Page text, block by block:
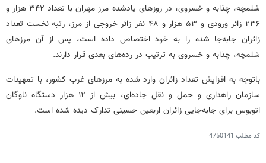
شلمچه، چذابه و خسروی، در روزهای یادشده مرز مهران با تعداد ۳۴۲ هزار و
۲۳۶ زائر ورودی و ۵۳ هزار و ۴۸ نفر زائر خروجی از مرز، رتبه نخست تعداد
زائران جابه‌جا شده را به خود اختصاص داده است، پس از آن مرزهای
شلمچه، چذابه و خسروی به ترتیب در رده‌های بعدی قرار دارند.
باتوجه به افزایش تعداد زائران وارد شده به مرزهای غرب کشور، با تمهیدات
سازمان راهداری و حمل و نقل جاده‌ای، بیش از ۱۲ هزار دستگاه ناوگان
اتوبوس برای جابه‌جایی زائران اربعین حسینی تدارک دیده شده است.
کد مطلب 4750141